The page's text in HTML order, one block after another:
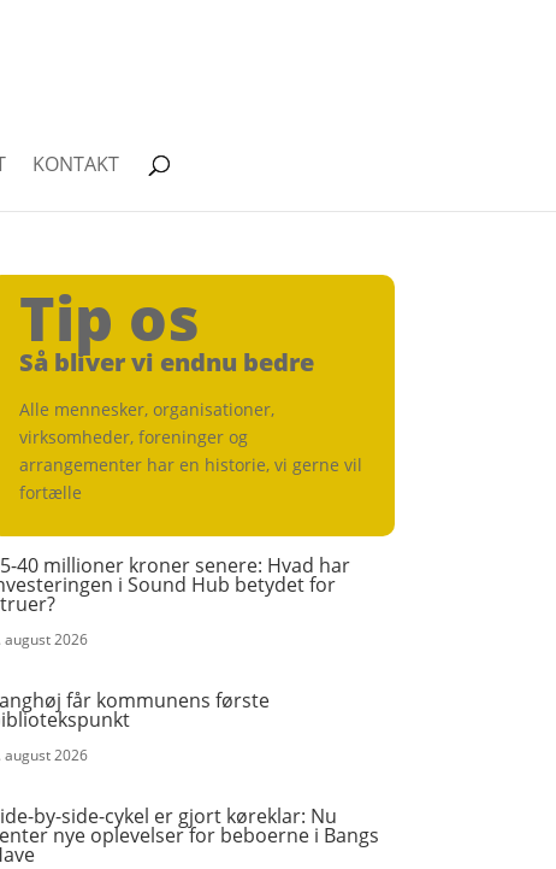
KONTAKT
Tip os
Så bliver vi endnu bedre
Alle mennesker, organisationer,
virksomheder, foreninger og
arrangementer har en historie, vi gerne vil
fortælle
40 millioner kroner senere: Hvad har
i Sound Hub betydet for
august 2026
får kommunens første
august 2026
by-side-cykel er gjort køreklar: Nu
nye oplevelser for beboerne i Bangs